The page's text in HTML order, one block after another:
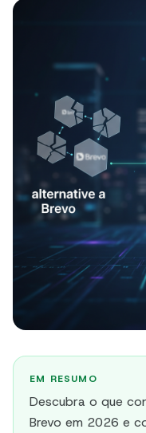
EM RESUMO
Descubra o que
Brevo em 2026 e